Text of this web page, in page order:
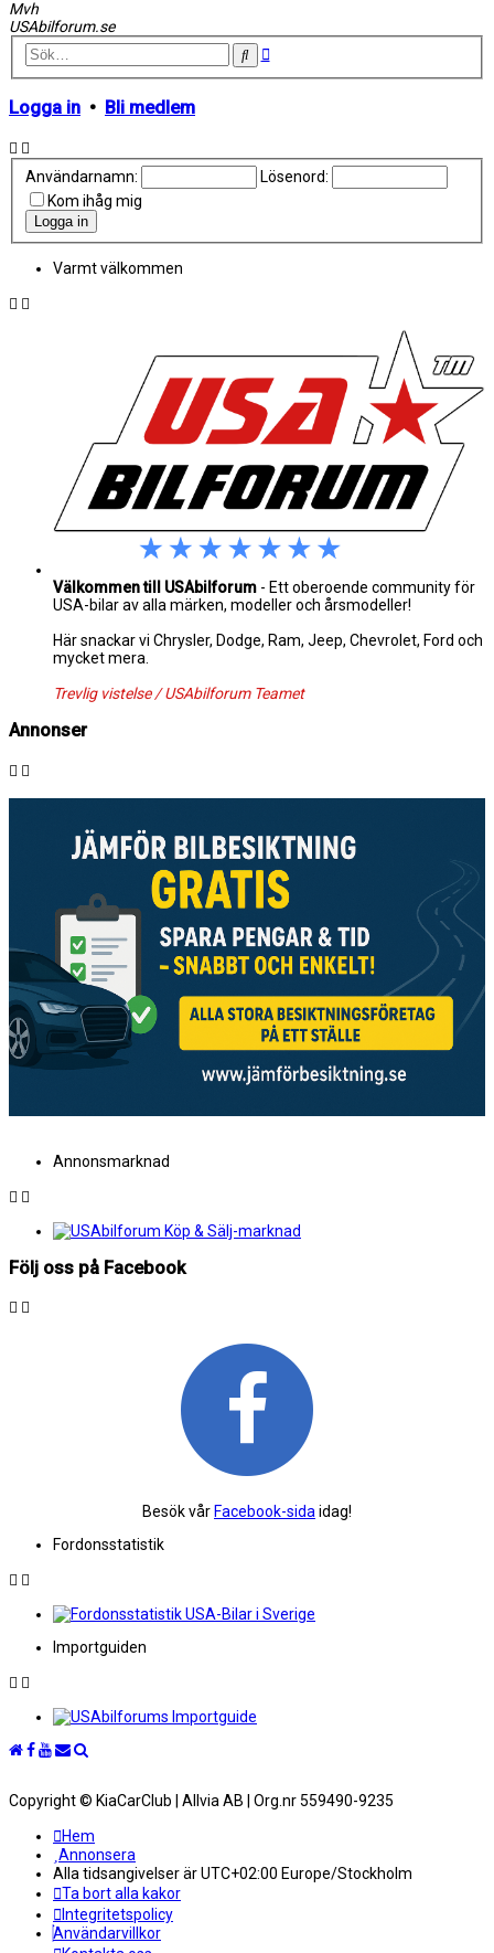
Mvh
USAbilforum.se
SökAvancerad
Logga in • Bli medlem
Användarnamn:
Lösenord:
Kom ihåg mig
Varmt välkommen
Välkommen till USAbilforum - Ett oberoende community för
USA-bilar av alla märken, modeller och årsmodeller!
Här snackar vi Chrysler, Dodge, Ram, Jeep, Chevrolet, Ford och
mycket mera.
Trevlig vistelse / USAbilforum Teamet
Annonser
Annonsmarknad
Följ oss på Facebook
Besök vår Facebook-sidaidag!
Fordonsstatistik
Importguiden
Copyright © KiaCarClub | Allvia AB | Org.nr 559490-9235
Hem
Annonsera
Alla tidsangivelser är UTC+02:00 Europe/Stockholm
Ta bort alla kakor
Integritetspolicy
Användarvillkor